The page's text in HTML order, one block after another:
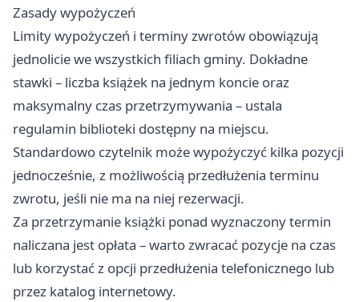
Zasady wypożyczeń
Limity wypożyczeń i terminy zwrotów obowiązują
jednolicie we wszystkich filiach gminy. Dokładne
stawki – liczba książek na jednym koncie oraz
maksymalny czas przetrzymywania – ustala
regulamin biblioteki dostępny na miejscu.
Standardowo czytelnik może wypożyczyć kilka pozycji
jednocześnie, z możliwością przedłużenia terminu
zwrotu, jeśli nie ma na niej rezerwacji.
Za przetrzymanie książki ponad wyznaczony termin
naliczana jest opłata – warto zwracać pozycje na czas
lub korzystać z opcji przedłużenia telefonicznego lub
przez katalog internetowy.